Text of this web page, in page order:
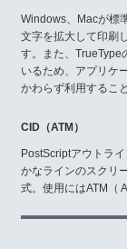
Windows、Macが標
文字を拡大して印刷
す。また、TrueType
いるため、アプリケ
かわらず利用するこ
CID（ATM）
PostScriptアウトラ
かなラインのスクリ
式。使用にはATM（